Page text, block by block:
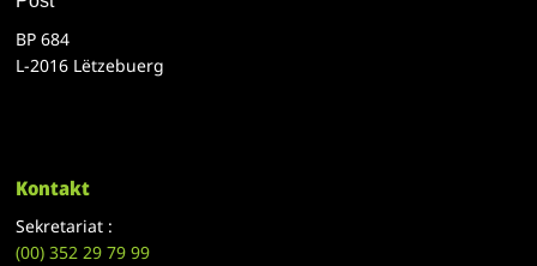
BP 684
L-2016 Lëtzebuerg
Kontakt
Sekretariat :
(00)352 29 79 99